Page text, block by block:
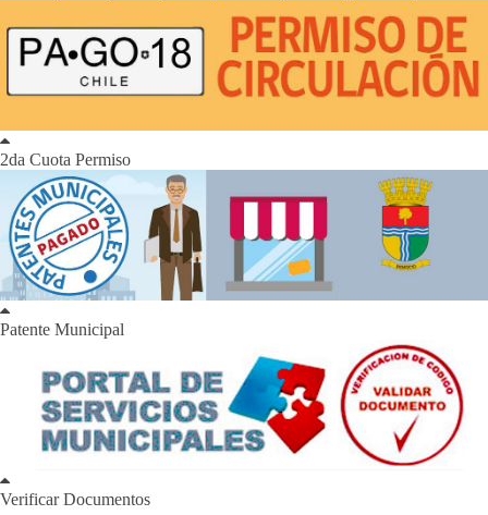
2da Cuota Permiso
Patente Municipal
Verificar Documentos